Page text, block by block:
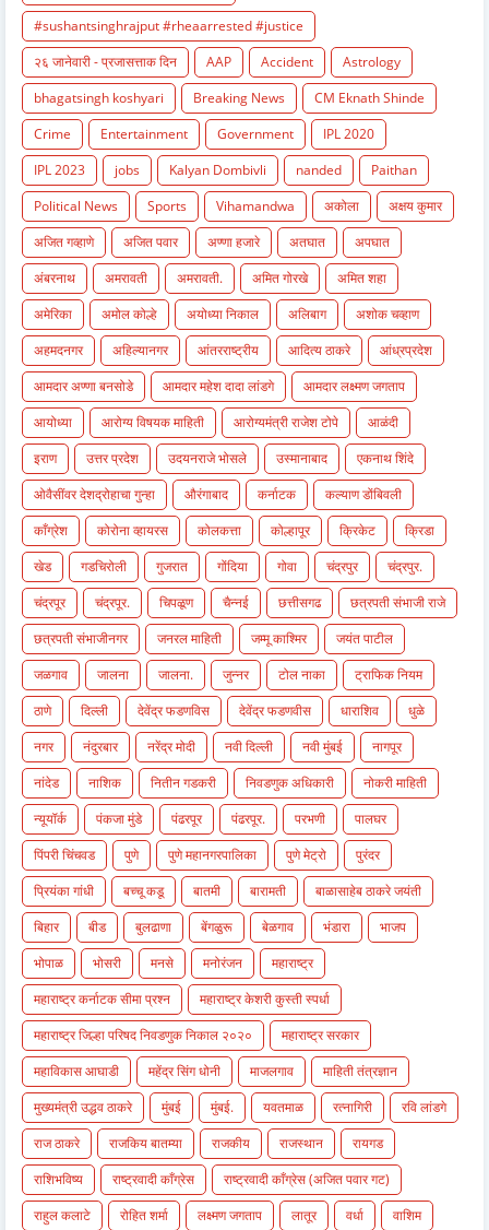
#sushantsinghrajput #rheaarrested #justice
२६ जानेवारी - प्रजासत्ताक दिन
AAP Accident
Astrology
bhagatsingh koshyari
Breaking News
CM Eknath Shinde
Crime
Entertainment Government
IPL 2020
IPL 2023
jobs Kalyan Dombivli nanded
Paithan
Political News
Sports Vihamandwa अकोला
अक्षय कुमार
अजित गव्हाणे
अजित पवार अण्णा हजारे अतघात
अपघात
अंबरनाथ
अमरावती अमरावती. अमित गोरखे
अमित शहा
अमेरिका
अमोल कोल्हे अयोध्या निकाल अलिबाग
अशोक चव्हाण
अहमदनगर
अहिल्यानगर आंतरराष्ट्रीय आदित्य ठाकरे
आंध्रप्रदेश
आमदार अण्णा बनसोडे
आमदार महेश दादा लांडगे
आमदार लक्ष्मण जगताप
आयोध्या
आरोग्य विषयक माहिती आरोग्यमंत्री राजेश टोपे
आळंदी
इराण
उत्तर प्रदेश उदयनराजे भोसले उस्मानाबाद
एकनाथ शिंदे
ओवैसींवर देशद्रोहाचा गुन्हा
औरंगाबाद कर्नाटक
कल्याण डोंबिवली
काँग्रेश
कोरोना व्हायरस कोलकत्ता कोल्हापूर क्रिकेट
क्रिडा
खेड
गडचिरोली गुजरात गोंदिया गोवा चंद्रपुर
चंद्रपुर.
चंद्रपूर
चंद्रपूर. चिपळूण चैन्नई छत्तीसगढ
छत्रपती संभाजी राजे
छत्रपती संभाजीनगर
जनरल माहिती जम्मू काश्मिर
जयंत पाटील
जळगाव
जालना जालना. जुन्नर टोल नाका
ट्राफिक नियम
ठाणे
दिल्ली देवेंद्र फडणविस देवेंद्र फडणवीस धाराशिव
धुळे
नगर
नंदुरबार नरेंद्र मोदी नवी दिल्ली नवी मुंबई
नागपूर
नांदेड
नाशिक नितीन गडकरी निवडणुक अधिकारी
नोकरी माहिती
न्यूयॉर्क
पंकजा मुंडे पंढरपूर पंढरपूर. परभणी
पालघर
पिंपरी चिंचवड
पुणे पुणे महानगरपालिका पुणे मेट्रो
पुरंदर
प्रियंका गांधी
बच्चू कडू बातमी बारामती
बाळासाहेब ठाकरे जयंती
बिहार
बीड बुलढाणा बेंगळुरू बेळगाव भंडारा
भाजप
भोपाळ
भोसरी मनसे मनोरंजन
महाराष्ट्र
महाराष्ट्र कर्नाटक सीमा प्रश्न
महाराष्ट्र केशरी कुस्ती स्पर्धा
महाराष्ट्र जिल्हा परिषद निवडणुक निकाल २०२०
महाराष्ट्र सरकार
महाविकास आघाडी
महेंद्र सिंग धोनी माजलगाव
माहिती तंत्रज्ञान
मुख्यमंत्री उद्धव ठाकरे
मुंबई मुंबई. यवतमाळ रत्नागिरी
रवि लांडगे
राज ठाकरे
राजकिय बातम्या राजकीय राजस्थान
रायगड
राशिभविष्य
राष्ट्रवादी काँग्रेस
राष्ट्रवादी काँग्रेस (अजित पवार गट)
राहुल कलाटे
रोहित शर्मा लक्ष्मण जगताप लातूर वर्धा वाशिम